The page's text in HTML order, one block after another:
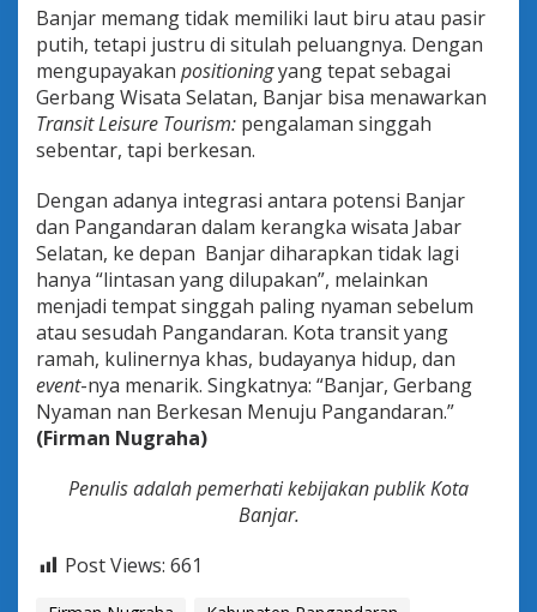
Banjar memang tidak memiliki laut biru atau pasir
putih, tetapi justru di situlah peluangnya. Dengan
mengupayakan positioningyang tepat sebagai
Gerbang Wisata Selatan, Banjar bisa menawarkan
Transit Leisure Tourism: pengalaman singgah
sebentar, tapi berkesan.
Dengan adanya integrasi antara potensi Banjar
dan Pangandaran dalam kerangka wisata Jabar
Selatan, ke depan Banjar diharapkan tidak lagi
hanya “lintasan yang dilupakan”, melainkan
menjadi tempat singgah paling nyaman sebelum
atau sesudah Pangandaran. Kota transit yang
ramah, kulinernya khas, budayanya hidup, dan
event-nya menarik. Singkatnya: “Banjar, Gerbang
Nyaman nan Berkesan Menuju Pangandaran.”
(Firman Nugraha)
Penulis adalah pemerhati kebijakan publik Kota
Banjar.
Post Views: 661